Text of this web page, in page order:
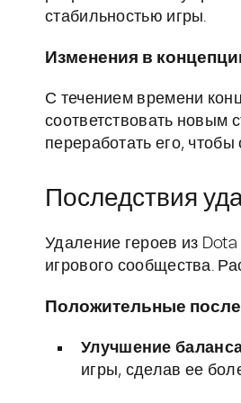
стабильностью игры.
Изменения в
С течением времени
соответствовать новым
переработать его,
Последствия
Удаление героев из
игрового сообщества.
Положительные
Улучшение
игры, сделав ее